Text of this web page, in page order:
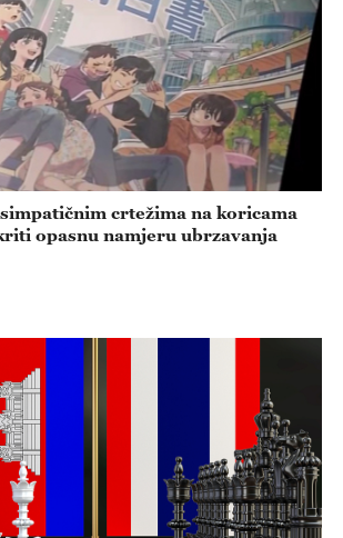
crtežima na koricama
opasnu namjeru ubrzavanja